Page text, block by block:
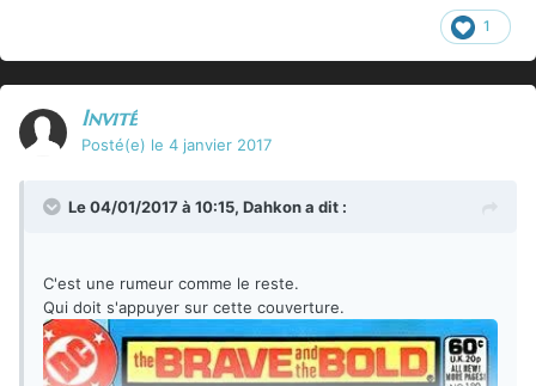
1
Invité
Posté(e) le 4 janvier 2017
Le 04/01/2017 à 10:15, Dahkona dit :
C'est une rumeur comme le reste.
Qui doit s'appuyer sur cette couverture.